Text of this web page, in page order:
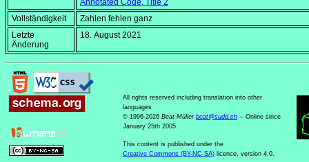
Annotated Code, Title 2
Vollständigkeit
Zahlen fehlen ganz
Letzte
Änderung
18. August 2021
All rights reserved including translation into other
languages
© 1996-2026 Beat Müller beat@sudd.ch -- Online since
January 25th 2005.
This content is published under the
Creative Commons (BY-NC-SA) licence, version 4.0.